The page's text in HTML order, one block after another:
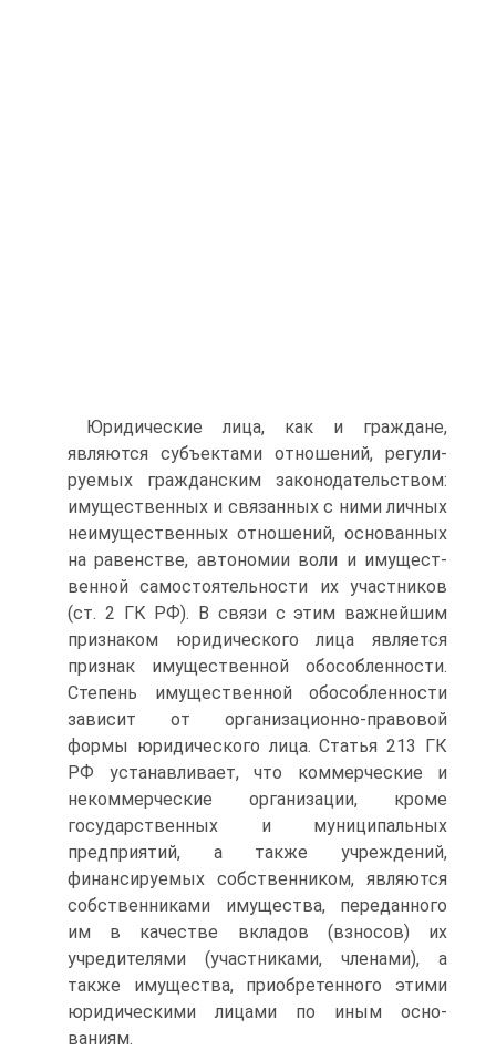
Юридические лица, как и граждане,
являются субъектами отношений, регули­
руемых гражданским законодательством:
имущественных и связанных с ними личных
неимущественных отношений, основанных
на равенстве, автономии воли и имущест­
венной самостоятельности их участников
(ст. 2 ГК РФ). В связи с этим важнейшим
признаком юридического лица является
признак имущественной обособленности.
Степень имущественной обособленности
зависит от организационно-правовой
формы юридического лица. Статья 213 ГК
РФ устанавливает, что коммерческие и
некоммер­ческие организации, кроме
государственных и муниципальных
предприятий, а также учреждений,
финансируемых собственником, являются
собственниками имущества, переданного
им в качестве вкладов (взносов) их
учредителями (участниками, члена­ми), а
также имущества, приобретенного этими
юридическими лицами по иным осно­
ваниям.